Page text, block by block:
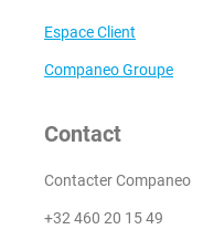
Espace Client
Companeo Groupe
Contact
Contacter Companeo
+32 460 20 15 49